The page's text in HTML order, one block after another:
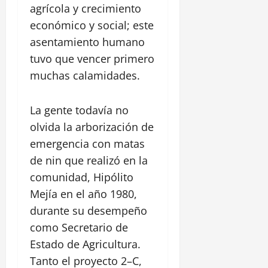
agrícola y crecimiento
económico y social; este
asentamiento humano
tuvo que vencer primero
muchas calamidades.
La gente todavía no
olvida la arborización de
emergencia con matas
de nin que realizó en la
comunidad, Hipólito
Mejía en el año 1980,
durante su desempeño
como Secretario de
Estado de Agricultura.
Tanto el proyecto 2–C,